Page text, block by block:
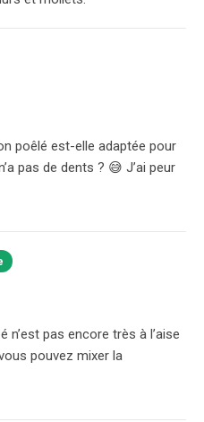
poêlé est-elle adaptée pour
pas de dents ? 😅 J’ai peur
n’est pas encore très à l’aise
pouvez mixer la